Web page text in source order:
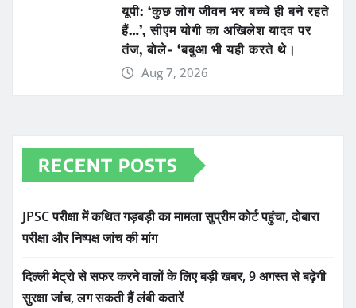
यूपी: ‘कुछ लोग जीवन भर बच्चे ही बने रहते
हैं…’, सीएम योगी का अखिलेश यादव पर
तंज, बोले- ‘बबुआ भी यही करते थे।
Aug 7, 2026
RECENT POSTS
JPSC परीक्षा में कथित गड़बड़ी का मामला सुप्रीम कोर्ट पहुंचा, दोबारा
परीक्षा और निष्पक्ष जांच की मांग
दिल्ली मेट्रो से सफर करने वालों के लिए बड़ी खबर, 9 अगस्त से बढ़ेगी
सुरक्षा जांच, लग सकती हैं लंबी कतारें